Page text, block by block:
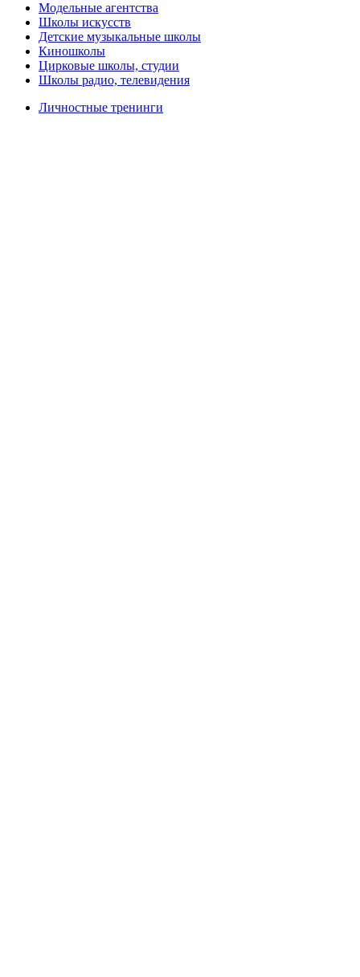
Модельные агентства
Школы искусств
Детские музыкальные школы
Киношколы
Цирковые школы, студии
Школы радио, телевидения
Личностные тренинги